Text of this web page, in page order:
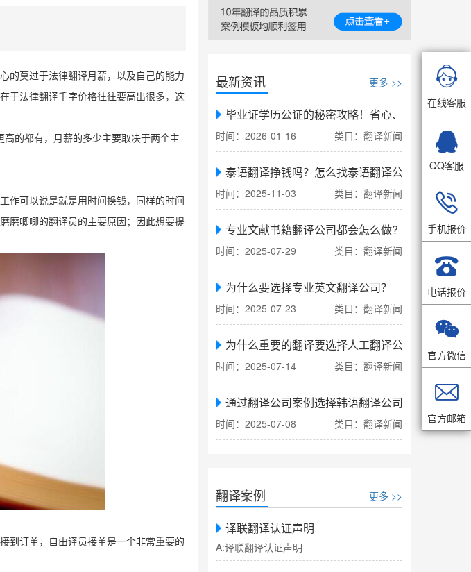
的莫过于法律翻译月薪，以及自己的能力
于法律翻译千字价格往往要高出很多，这
高的都有，月薪的多少主要取决于两个主
作可以说是就是用时间换钱，同样的时间
磨唧唧的翻译员的主要原因；因此想要提
到订单，自由译员接单是一个非常重要的
最新资讯 更多 >>
毕业证学历公证的秘密攻略！省心、省力、省时
时间：2026-01-16 类目：翻译新闻
泰语翻译挣钱吗？怎么找泰语翻译公司翻译
时间：2025-11-03 类目：翻译新闻
专业文献书籍翻译公司都会怎么做?
时间：2025-07-29 类目：翻译新闻
为什么要选择专业英文翻译公司？
时间：2025-07-23 类目：翻译新闻
为什么重要的翻译要选择人工翻译公司
时间：2025-07-14 类目：翻译新闻
通过翻译公司案例选择韩语翻译公司
时间：2025-07-08 类目：翻译新闻
翻译案例 更多 >>
译联翻译认证声明
A:译联翻译认证声明

在线客服

QQ客服

手机报价

电话报价

官方微信

官方邮箱